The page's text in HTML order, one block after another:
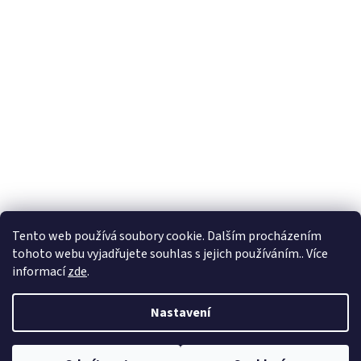
Tento web používá soubory cookie. Dalším procházením
tohoto webu vyjadřujete souhlas s jejich používáním.. Více
informacízde.
Nastavení
Sledovat na Instagramu
Vytvořil Shoptet